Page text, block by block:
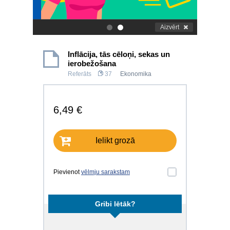
. Aizvērt
Inflācija, tās cēloņi, sekas un
ierobežošana
Referāts 37 Ekonomika
6,49 €
Ielikt grozā
Pievienotvēlmju sarakstam
Gribi lētāk?